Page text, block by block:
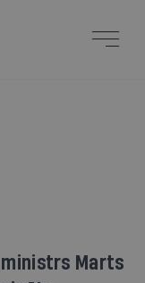
ministrs Marts